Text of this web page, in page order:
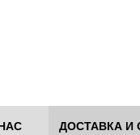
ДОСТАВКА И